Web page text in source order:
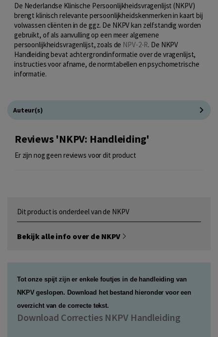
De Nederlandse Klinische Persoonlijkheidsvragenlijst (NKPV)
brengt klinisch relevante persoonlijkheidskenmerken in kaart bij
volwassen cliënten in de ggz. De NKPV kan zelfstandig worden
gebruikt, of als aanvulling op een meer algemene
persoonlijkheidsvragenlijst, zoals de NPV-2-R. De NKPV
Handleiding bevat achtergrondinformatie over de vragenlijst,
instructies voor afname, de normtabellen en psychometrische
informatie.
Auteur(s)
Reviews 'NKPV: Handleiding'
Er zijn nog geen reviews voor dit product
Dit product is onderdeel van de NKPV
Bekijk alle info over de NKPV
Tot onze spijt zijn er enkele foutjes in de handleiding van
NKPV geslopen. Download het bestand hieronder voor een
overzicht van de correcte tekst.
Download Correcties NKPV Handleiding